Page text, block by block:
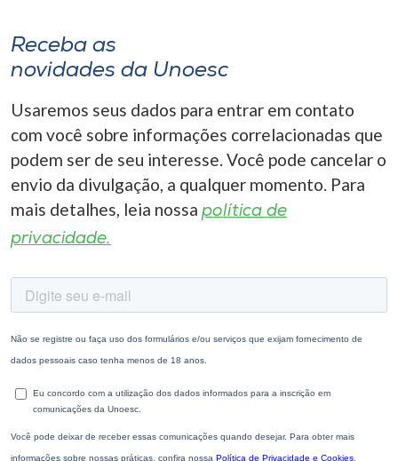
A+
Receba as
novidades da Unoesc
Usaremos seus dados para entrar em contato
com você sobre informações correlacionadas que
podem ser de seu interesse. Você pode cancelar o
envio da divulgação, a qualquer momento. Para
mais detalhes, leia nossa política de
privacidade.